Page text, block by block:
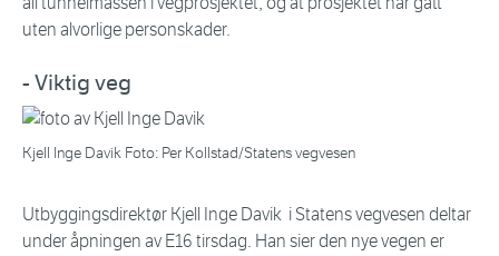
uten alvorlige personskader.
- Viktig veg
Kjell Inge Davik Foto: Per Kollstad/Statens vegvesen
Utbyggingsdirektør Kjell Inge Davik i Statens vegvesen deltar
under åpningen av E16 tirsdag. Han sier den nye vegen er